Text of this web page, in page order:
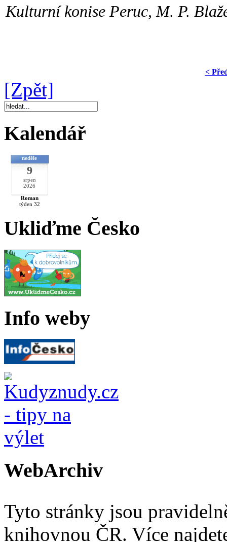
Kulturní konise Peruc, M. P.
<
[Zpět]
Kalendář
neděle
9
srpen
2026
Roman
týden 32
Ukliďme Česko
Info weby
WebArchiv
Tyto stránky jsou
knihovnou ČR. Více